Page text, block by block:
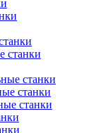
станки
станки
станки
станки